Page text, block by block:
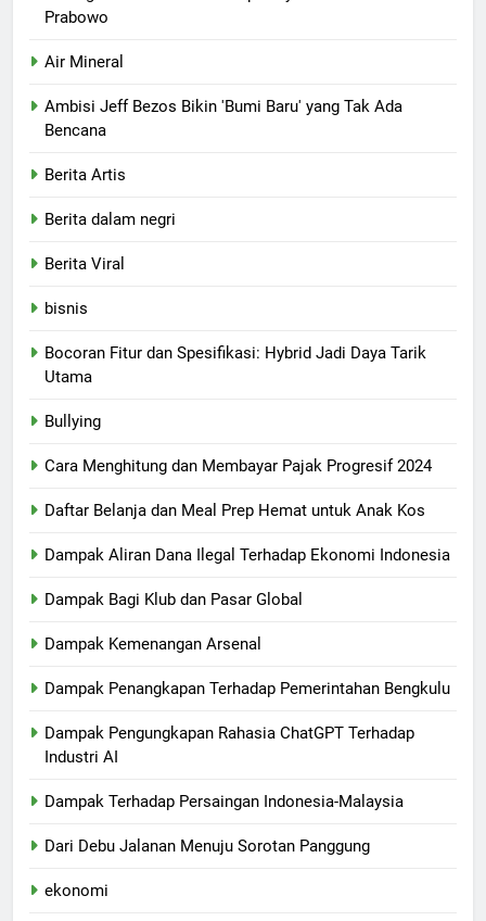
Prabowo
Air Mineral
Ambisi Jeff Bezos Bikin 'Bumi Baru' yang Tak Ada
Bencana
Berita Artis
Berita dalam negri
Berita Viral
bisnis
Bocoran Fitur dan Spesifikasi: Hybrid Jadi Daya Tarik
Utama
Bullying
Cara Menghitung dan Membayar Pajak Progresif 2024
Daftar Belanja dan Meal Prep Hemat untuk Anak Kos
Dampak Aliran Dana Ilegal Terhadap Ekonomi Indonesia
Dampak Bagi Klub dan Pasar Global
Dampak Kemenangan Arsenal
Dampak Penangkapan Terhadap Pemerintahan Bengkulu
Dampak Pengungkapan Rahasia ChatGPT Terhadap
Industri AI
Dampak Terhadap Persaingan Indonesia-Malaysia
Dari Debu Jalanan Menuju Sorotan Panggung
ekonomi